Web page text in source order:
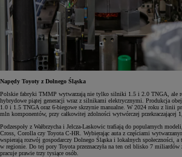
Napędy Toyoty z Dolnego Śląska
Polskie fabryki TMMP wytwarzają nie tylko silniki 1.5 i 2.0 TNGA, ale
hybrydowe piątej generacji wraz z silnikami elektrycznymi. Produkcja
1.0 i 1.5 TNGA oraz 6-biegowe skrzynie manualne. W 2024 roku z linii
mln komponentów, przy całkowitej zdolności wytwórczej przekraczającej
Podzespoły z Wałbrzycha i Jelcza-Laskowic trafiają do popularnych
Cross, Corolla czy Toyota C-HR. Wybierając auta z częściami
wspierają rozwój gospodarczy Dolnego Śląska i lokalnych społeczności, a
w regionie. Do tej pory Toyota przeznaczyła na ten cel blisko 7 miliardów
pracuje prawie trzy tysiące osób.